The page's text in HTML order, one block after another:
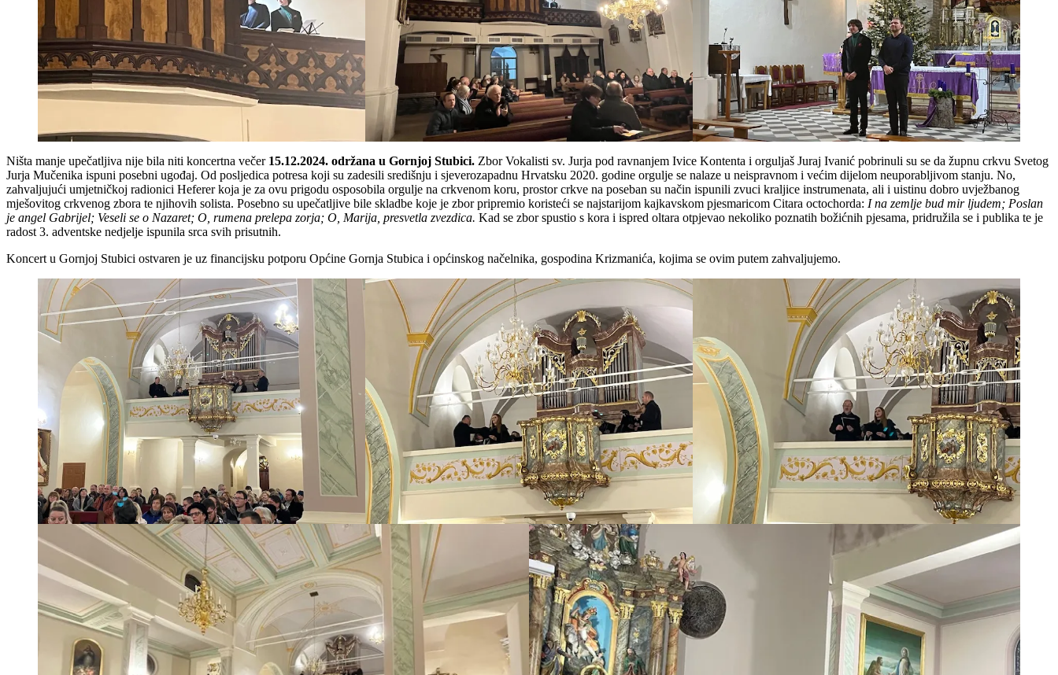
Ništa manje upečatljiva nije bila niti koncertna večer 15.12.2024. održana u Gornjoj Stubici. Zbor Vokalisti sv. Jurja pod ravnanjem Ivice Kontenta i orguljaš Juraj Ivanić pobrinuli su se da župnu crkvu Svetog
Jurja Mučenika ispuni posebni ugođaj. Od posljedica potresa koji su zadesili središnju i sjeverozapadnu Hrvatsku 2020. godine orgulje se nalaze u neispravnom i većim dijelom neuporabljivom stanju. No,
zahvaljujući umjetničkoj radionici Heferer koja je za ovu prigodu osposobila orgulje na crkvenom koru, prostor crkve na poseban su način ispunili zvuci kraljice instrumenata, ali i uistinu dobro uvježbanog
mješovitog crkvenog zbora te njihovih solista. Posebno su upečatljive bile skladbe koje je zbor pripremio koristeći se najstarijom kajkavskom pjesmaricom Citara octochorda: I na zemlje bud mir ljudem; Poslan
je angel Gabrijel; Veseli se o Nazaret; O, rumena prelepa zorja; O, Marija, presvetla zvezdica. Kad se zbor spustio s kora i ispred oltara otpjevao nekoliko poznatih božićnih pjesama, pridružila se i publika te je
radost 3. adventske nedjelje ispunila srca svih prisutnih.
Koncert u Gornjoj Stubici ostvaren je uz financijsku potporu Općine Gornja Stubica i općinskog načelnika, gospodina Krizmanića, kojima se ovim putem zahvaljujemo.